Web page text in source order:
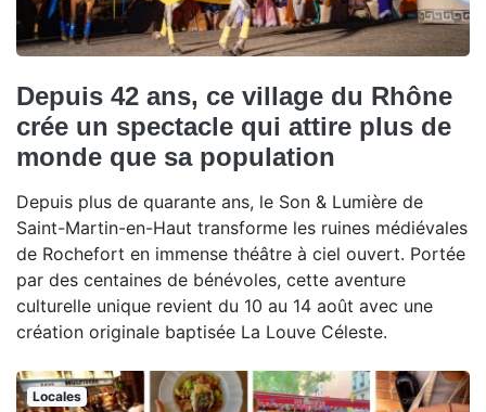
Depuis 42 ans, ce village du Rhône
crée un spectacle qui attire plus de
monde que sa population
Depuis plus de quarante ans, le Son & Lumière de
Saint-Martin-en-Haut transforme les ruines médiévales
de Rochefort en immense théâtre à ciel ouvert. Portée
par des centaines de bénévoles, cette aventure
culturelle unique revient du 10 au 14 août avec une
création originale baptisée La Louve Céleste.
Locales